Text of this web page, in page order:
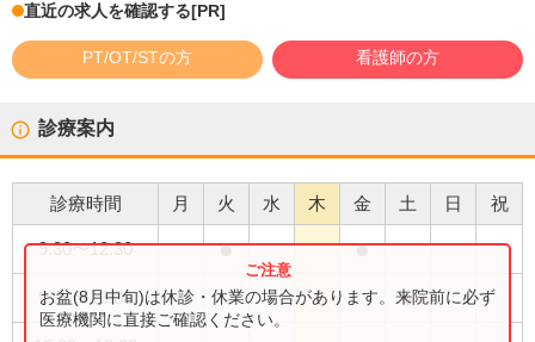
直近の求人を確認する[PR]
PT/OT/STの方 看護師の方
診療案内
診療時間 月 火 水 木 金 土 日 祝
9:30〜12:30 ● ●
9:30〜13:00 ●
お盆(8月中旬)は休診・休業の場合があります。来院前に必ず
医療機関に直接ご確認ください。